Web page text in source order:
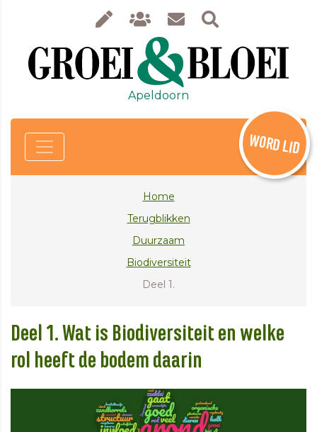
Apeldoorn
WORD LID
Home
Terugblikken
Duurzaam
Biodiversiteit
Deel 1.
Deel 1. Wat is Biodiversiteit en welke
rol heeft de bodem daarin